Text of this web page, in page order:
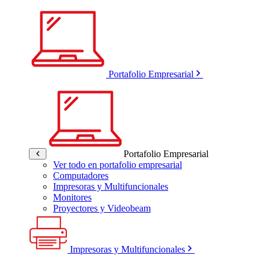
Portafolio Empresarial
Portafolio Empresarial
Ver todo en portafolio empresarial
Computadores
Impresoras y Multifuncionales
Monitores
Proyectores y Videobeam
Impresoras y Multifuncionales